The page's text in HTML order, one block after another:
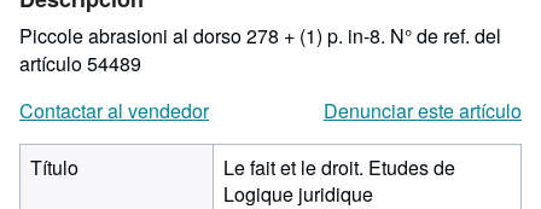
estrellas
Piccole abrasioni al dorso 278 + (1) p. in-8. N° de ref. del
artículo 54489
Contactar al vendedor
Denunciar este artículo
Título
Le fait et le droit. Etudes de
Logique juridique